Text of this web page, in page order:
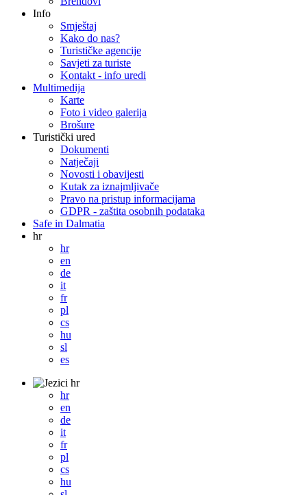
Info
Smještaj
Kako do nas?
Turističke agencije
Savjeti za turiste
Kontakt - info uredi
Multimedija
Karte
Foto i video galerija
Brošure
Turistički ured
Dokumenti
Natječaji
Novosti i obavijesti
Kutak za iznajmljivače
Pravo na pristup informacijama
GDPR - zaštita osobnih podataka
Safe in Dalmatia
hr
hr
en
de
it
fr
pl
cs
hu
sl
es
hr
hr
en
de
it
fr
pl
cs
hu